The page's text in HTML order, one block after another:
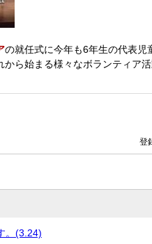
の就任式に今年も6年生の代表児
ら始まる様々なボランティア
登
。(3.24)